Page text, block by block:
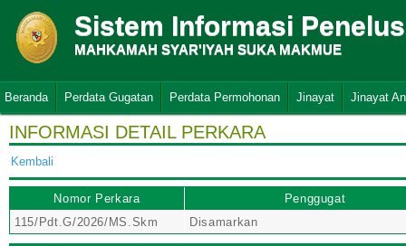
Sistem Informasi
MAHKAMAH SYAR'IYAH SUKA MAKMUE
Beranda Perdata Gugatan Perdata Permohonan Jinayat Jinayat
INFORMASI DETAIL PERKARA
Kembali
Nomor Perkara
Penggugat
115/Pdt.G/2026/MS.Skm
Disamarkan